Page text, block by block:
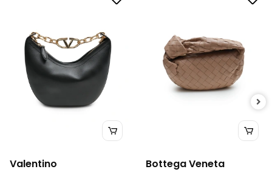
Valentino Bottega Veneta